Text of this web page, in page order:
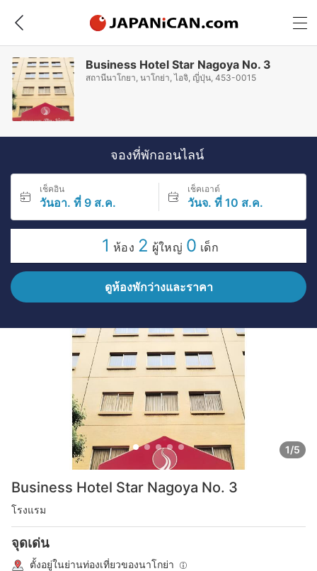
Business Hotel Star Nagoya No. 3
สถานีนาโกยา, นาโกย่า, ไอจิ, ญี่ปุ่น, 453-0015
จองที่พักออนไลน์
เช็คอิน
วันอา. ที่ 9 ส.ค.
เช็คเอาต์
วันจ. ที่ 10 ส.ค.
1 ห้อง 2 ผู้ใหญ่ 0 เด็ก
ดูห้องพักว่างและราคา
1/5
Business Hotel Star Nagoya No. 3
โรงแรม
จุดเด่น
ตั้งอยู่ในย่านท่องเที่ยวของนาโกย่า